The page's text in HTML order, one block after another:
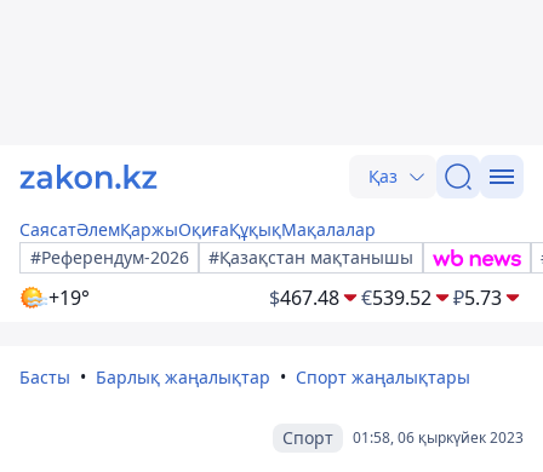
Қаз
СаясатӘлемҚаржыОқиғаҚұқықМақалалар
#Референдум-2026
#Қазақстан мақтанышы
+19° $467.48 €539.52 ₽5.73
Басты Барлық жаңалықтар Спорт жаңалықтары
01:58, 06 қыркүйек 2023
Спорт